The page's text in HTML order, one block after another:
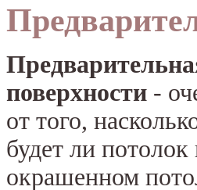
поверхности -
от того,
будет ли
окрашенном